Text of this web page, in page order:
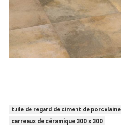
tuile de regard de ciment de porcelaine
carreaux de céramique 300 x 300